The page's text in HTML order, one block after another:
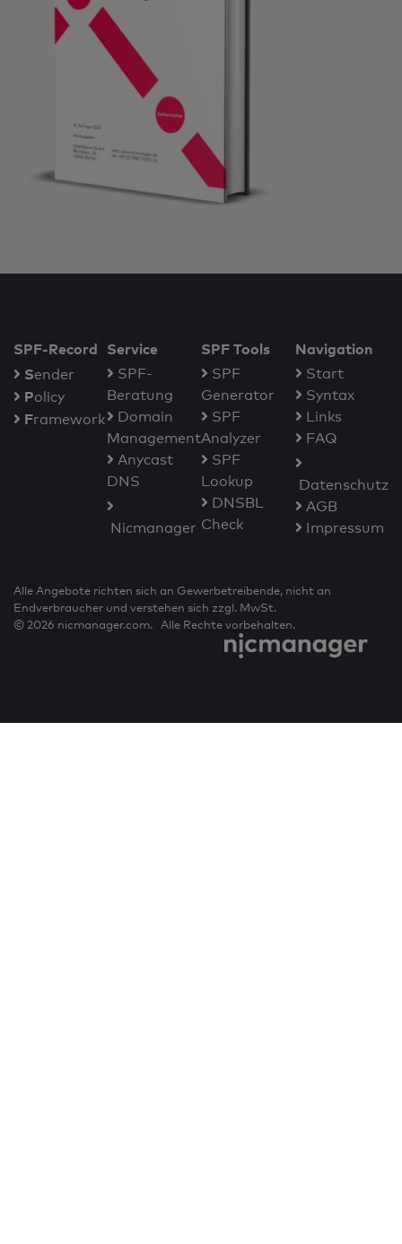
SPF-Record
Sender
Policy
Framework
Service
SPF-
Beratung
Domain
Management
Anycast
DNS
Nicmanager
SPF Tools
SPF
Generator
SPF
Analyzer
SPF
Lookup
DNSBL
Check
Navigation
Start
Syntax
Links
FAQ
Datenschutz
AGB
Impressum
Alle Angebote richten sich an Gewerbetreibende, nicht an
Endverbraucher und verstehen sich zzgl. MwSt.
© 2026 nicmanager.com. Alle Rechte vorbehalten.